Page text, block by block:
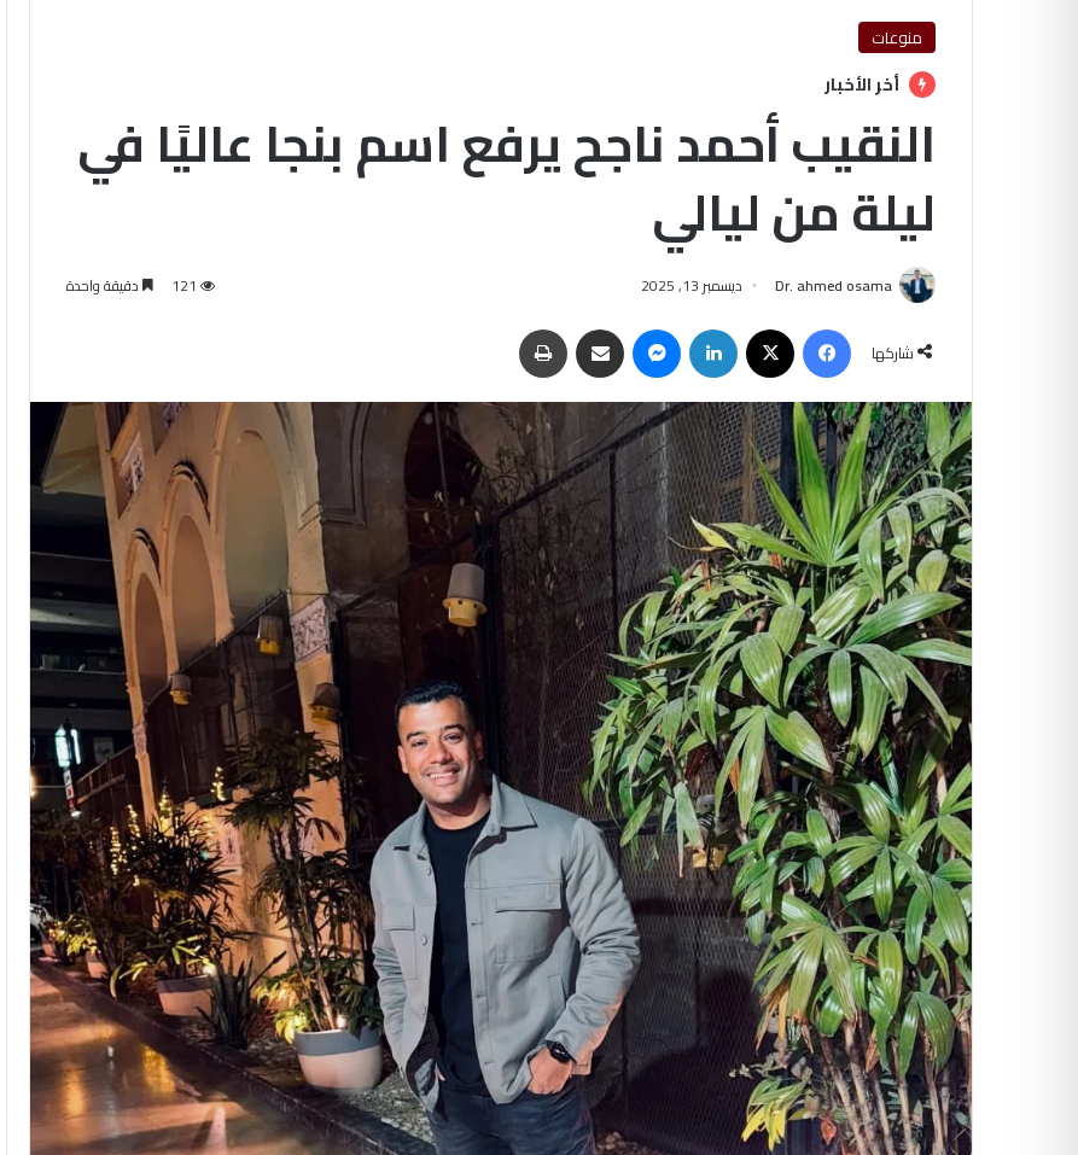
منوعات
أخر الأخبار
النقيب أحمد ناجح يرفع اسم بنجا عاليًا في
ليلة من ليالي
Dr. ahmed osama ديسمبر 13, 2025 121 دقيقة واحدة
شاركها